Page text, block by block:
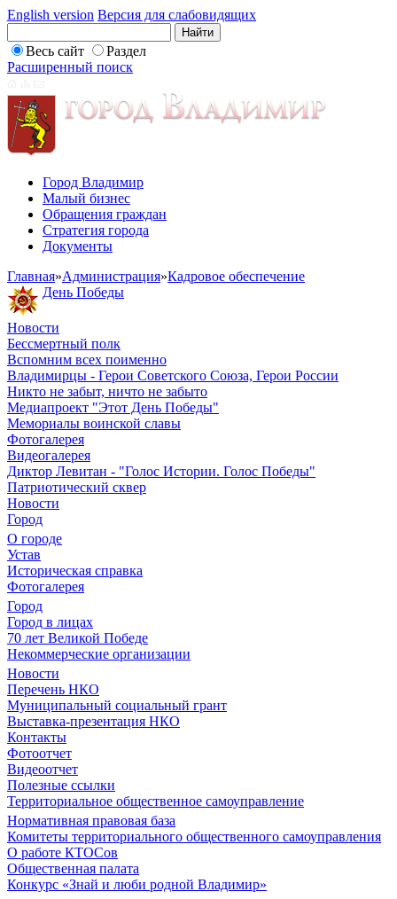
English version Версия для слабовидящих
Весь сайт
Раздел
Расширенный поиск
Город Владимир
Малый бизнес
Обращения граждан
Стратегия города
Документы
Главная»Администрация»Кадровое обеспечение
День Победы
Новости
Бессмертный полк
Вспомним всех поименно
Владимирцы - Герои Советского Союза, Герои России
Никто не забыт, ничто не забыто
Медиапроект "Этот День Победы"
Мемориалы воинской славы
Фотогалерея
Видеогалерея
Диктор Левитан - "Голос Истории. Голос Победы"
Патриотический сквер
Новости
Город
О городе
Устав
Историческая справка
Фотогалерея
Город
Город в лицах
70 лет Великой Победе
Некоммерческие организации
Новости
Перечень НКО
Муниципальный социальный грант
Выставка-презентация НКО
Контакты
Фотоотчет
Видеоотчет
Полезные ссылки
Территориальное общественное самоуправление
Нормативная правовая база
Комитеты территориального общественного самоуправления
О работе КТОСов
Общественная палата
Конкурс «Знай и люби родной Владимир»